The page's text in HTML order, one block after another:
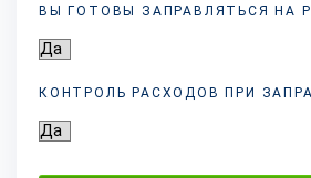
ВЫ ГОТОВЫ ЗАПРАВЛЯТЬСЯ НА
КОНТРОЛЬ РАСХОДОВ ПРИ